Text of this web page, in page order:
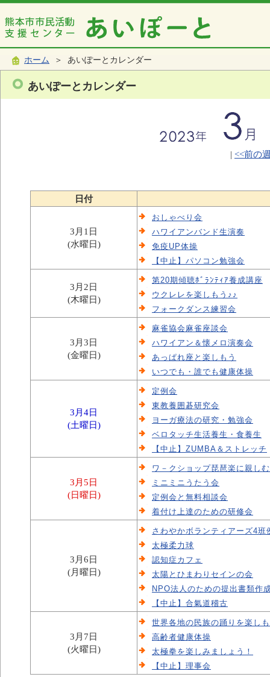
ホーム ＞ あいぽーとカレンダー
あいぽーとカレンダー
| <<前の
日付
3月1日
(水曜日)
おしゃべり会
ハワイアンバンド生演奏
免疫UP体操
【中止】パソコン勉強会
3月2日
(木曜日)
第20期傾聴ﾎﾞﾗﾝﾃｨｱ養成講座
ウクレレを楽しもう♪♪
フォークダンス練習会
3月3日
(金曜日)
麻雀協会麻雀座談会
ハワイアン＆懐メロ演奏会
あっぱれ座と楽しもう
いつでも・誰でも健康体操
3月4日
(土曜日)
定例会
東教養囲碁研究会
ヨーガ療法の研究・勉強会
ベロタッチ生活養生・食養生
【中止】ZUMBA＆ストレッチ
3月5日
(日曜日)
ワ－クショップ琵琶楽に親しむ
ミニミニうたう会
定例会と無料相談会
着付け上達のための研修会
3月6日
(月曜日)
さわやかボランティアーズ4班
太極柔力球
認知症カフェ
太陽とひまわりセインの会
NPO法人のための提出書類作
【中止】合氣道稽古
3月7日
(火曜日)
世界各地の民族の踊りを楽し
高齢者健康体操
太極拳を楽しみましょう！
【中止】理事会